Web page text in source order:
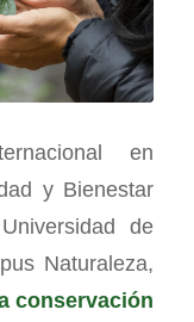
en
y Bienestar
de
Naturaleza,
conservación